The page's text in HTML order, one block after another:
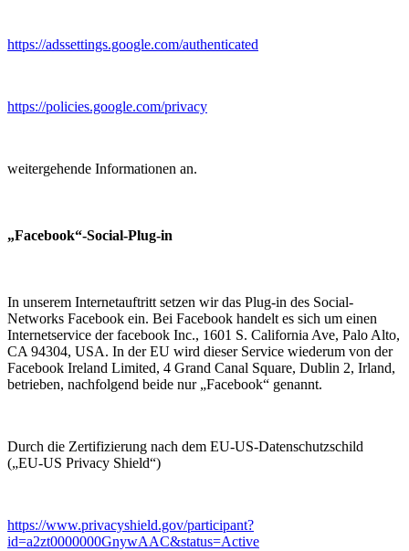
https://adssettings.google.com/authenticated
https://policies.google.com/privacy
weitergehende Informationen an.
„Facebook“-Social-Plug-in
In unserem Internetauftritt setzen wir das Plug-in des Social-
Networks Facebook ein. Bei Facebook handelt es sich um einen
Internetservice der facebook Inc., 1601 S. California Ave, Palo Alto,
CA 94304, USA. In der EU wird dieser Service wiederum von der
Facebook Ireland Limited, 4 Grand Canal Square, Dublin 2, Irland,
betrieben, nachfolgend beide nur „Facebook“ genannt.
Durch die Zertifizierung nach dem EU-US-Datenschutzschild
(„EU-US Privacy Shield“)
https://www.privacyshield.gov/participant?
id=a2zt0000000GnywAAC&status=Active